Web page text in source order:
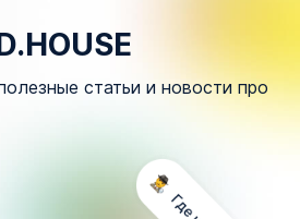
статьи и новости про